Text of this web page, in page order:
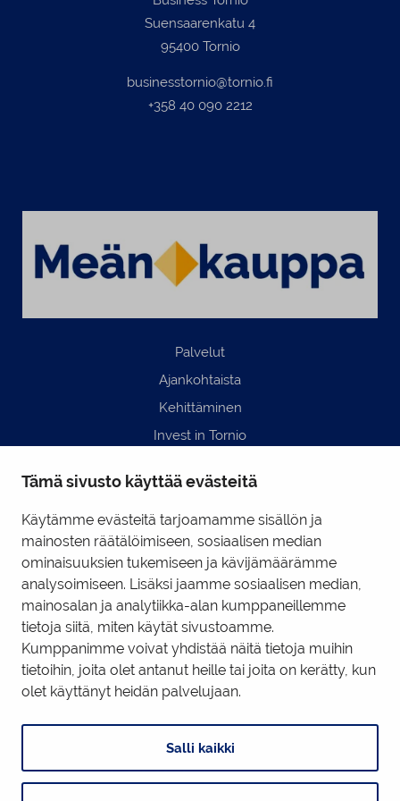
Tämä sivusto käyttää evästeitä
Käytämme evästeitä tarjoamamme sisällön ja
mainosten räätälöimiseen, sosiaalisen median
ominaisuuksien tukemiseen ja kävijämäärämme
analysoimiseen. Lisäksi jaamme sosiaalisen median,
mainosalan ja analytiikka-alan kumppaneillemme
tietoja siitä, miten käytät sivustoamme.
Kumppanimme voivat yhdistää näitä tietoja muihin
tietoihin, joita olet antanut heille tai joita on kerätty, kun
olet käyttänyt heidän palvelujaan.
Salli kaikki
Suensaarenkatu 4
95400 Tornio
businesstornio@tornio.fi
+358 40 090 2212
Palvelut
Ajankohtaista
Kehittäminen
Invest in Tornio
Yhteystiedot
Hyödyllisiä linkkejä
Business Tornio Facebook
Business Tornio LinkedIn
Tietosuojaseloste | Evästeiden hallinta